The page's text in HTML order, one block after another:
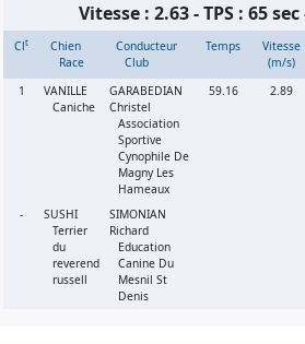
Vitesse : 2.63 - TPS : 65
Clt
Chien
Race
Conducteur
Club
Temps
Vitesse
(m/s)
1
VANILLE
Caniche
GARABEDIAN
Christel
Association
Sportive
Cynophile De
Magny Les
Hameaux
59.16 2.89
-
SUSHI
Terrier
du
reverend
russell
SIMONIAN
Richard
Education
Canine Du
Mesnil St
Denis